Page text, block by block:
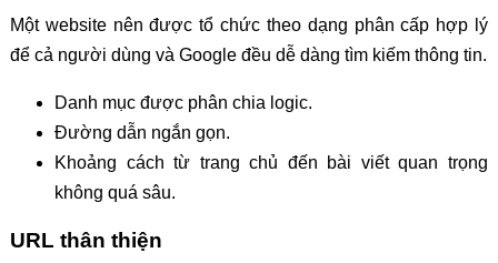
Một website nên được tổ chức theo dạng phân cấp hợp lý
để cả người dùng và Google đều dễ dàng tìm kiếm thông tin.
Danh mục được phân chia logic.
Đường dẫn ngắn gọn.
Khoảng cách từ trang chủ đến bài viết quan trọng
không quá sâu.
URL thân thiện